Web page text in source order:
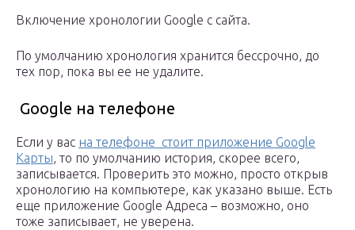
Включение хронологии Google с сайта.
По умолчанию хронология хранится бессрочно, до
тех пор, пока вы ее не удалите.
Google на телефоне
Если у вас на телефоне стоит приложение Google
Карты, то по умолчанию история, скорее всего,
записывается. Проверить это можно, просто открыв
хронологию на компьютере, как указано выше. Есть
еще приложение Google Адреса – возможно, оно
тоже записывает, не уверена.